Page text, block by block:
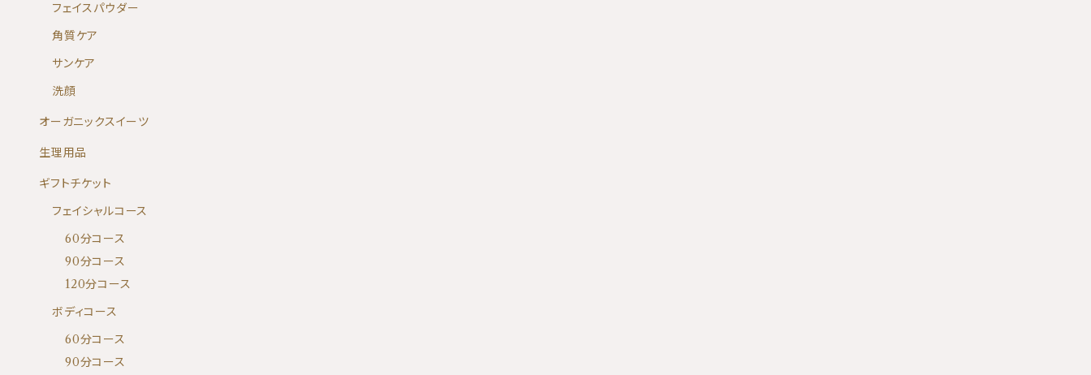
フェイスパウダー
角質ケア
サンケア
洗顔
オーガニックスイーツ
生理用品
ギフトチケット
フェイシャルコース
60分コース
90分コース
120分コース
ボディコース
60分コース
90分コース